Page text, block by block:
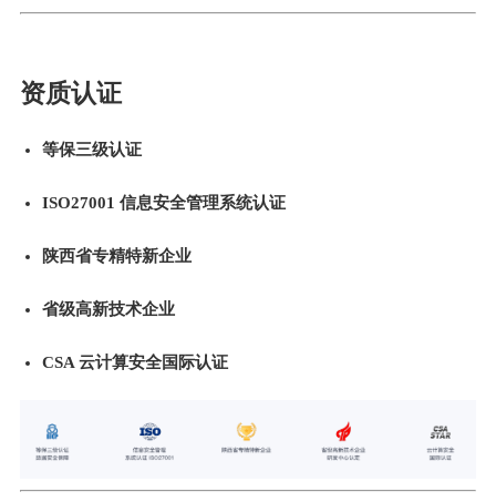
资质认证
等保三级认证
ISO27001 信息安全管理系统认证
陕西省专精特新企业
省级高新技术企业
CSA 云计算安全国际认证